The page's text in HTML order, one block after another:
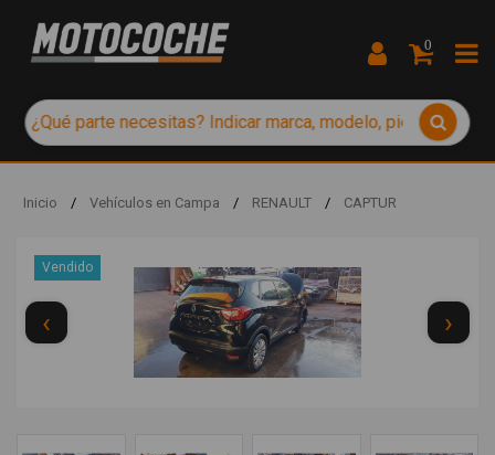
0
Inicio / Vehículos en Campa / RENAULT / CAPTUR
Vendido
‹ ›